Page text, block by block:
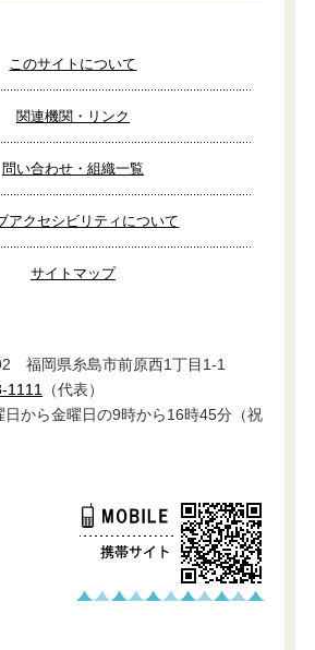
このサイトについて
関連機関・リンク
問い合わせ・組織一覧
アクセシビリティについて
サイトマップ
福岡県糸島市前原西1丁目1-1
1111（代表）
日から金曜日の9時から16時45分（祝